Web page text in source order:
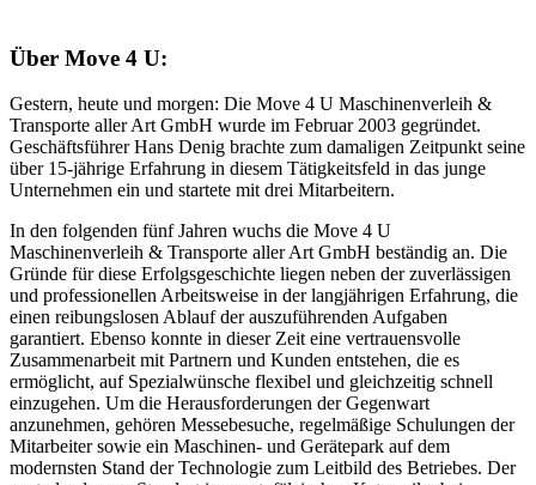
Über Move 4 U:
Gestern, heute und morgen: Die Move 4 U Maschinenverleih &
Transporte aller Art GmbH wurde im Februar 2003 gegründet.
Geschäftsführer Hans Denig brachte zum damaligen Zeitpunkt seine
über 15-jährige Erfahrung in diesem Tätigkeitsfeld in das junge
Unternehmen ein und startete mit drei Mitarbeitern.
In den folgenden fünf Jahren wuchs die Move 4 U
Maschinenverleih & Transporte aller Art GmbH beständig an. Die
Gründe für diese Erfolgsgeschichte liegen neben der zuverlässigen
und professionellen Arbeitsweise in der langjährigen Erfahrung, die
einen reibungslosen Ablauf der auszuführenden Aufgaben
garantiert. Ebenso konnte in dieser Zeit eine vertrauensvolle
Zusammenarbeit mit Partnern und Kunden entstehen, die es
ermöglicht, auf Spezialwünsche flexibel und gleichzeitig schnell
einzugehen. Um die Herausforderungen der Gegenwart
anzunehmen, gehören Messebesuche, regelmäßige Schulungen der
Mitarbeiter sowie ein Maschinen- und Gerätepark auf dem
modernsten Stand der Technologie zum Leitbild des Betriebes. Der